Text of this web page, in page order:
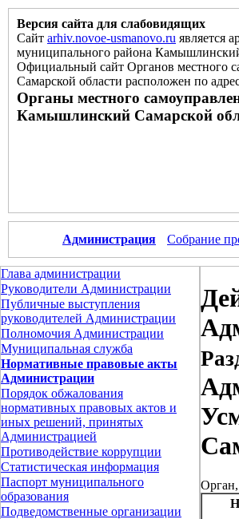
Версия сайта для слабовидящих
Сайт arhiv.novoe-usmanovo.ru является
муниципального района
Официальный сайт Органов местного
Самарской области расположен по
Органы местного
Камышлинский Самарской
Администрация Собрание
Глава администрации
Руководители Администрации
Публичные выступления
руководителей Администрации
Полномочия Администрации
Муниципальная служба
Нормативные правовые акты
Администрации
Порядок обжалования
нормативных правовых актов и
иных решений, принятых
Администрацией
Противодействие коррупции
Статистическая информация
Паспорт муниципального
образования
Подведомственные организации